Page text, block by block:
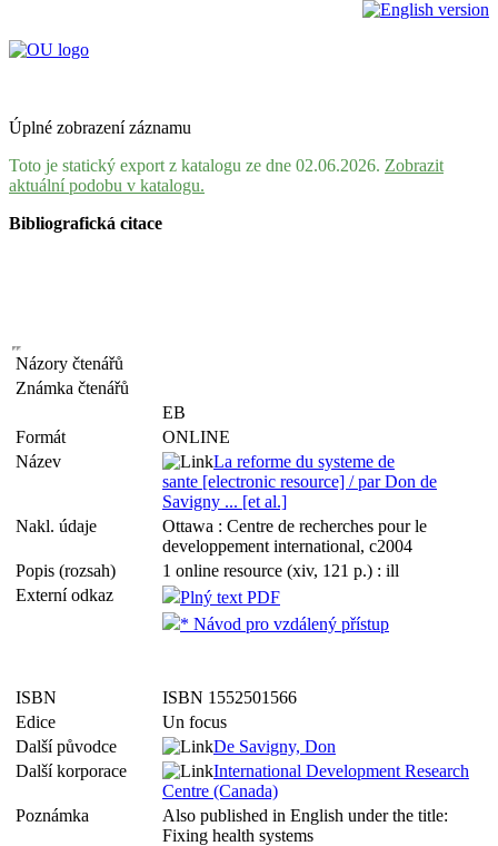
Úplné zobrazení záznamu
Toto je statický export z katalogu ze dne 02.06.2026. Zobrazit
aktuální podobu v katalogu.
Bibliografická citace
Názory čtenářů
Známka čtenářů
EB
Formát
ONLINE
Název
La reforme du systeme de
sante [electronic resource] / par Don de
Savigny ... [et al.]
Nakl. údaje
Ottawa : Centre de recherches pour le
developpement international, c2004
Popis (rozsah)
1 online resource (xiv, 121 p.) : ill
Externí odkaz
Plný text PDF
* Návod pro vzdálený přístup
ISBN
ISBN 1552501566
Edice
Un focus
Další původce
De Savigny, Don
Další korporace
International Development Research
Centre (Canada)
Poznámka
Also published in English under the title:
Fixing health systems